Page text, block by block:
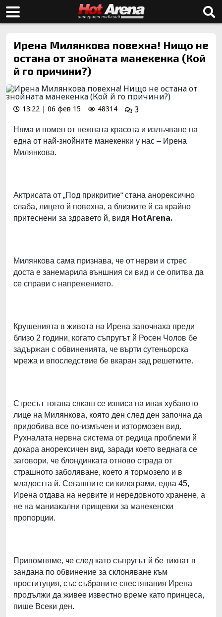
Ирена Милянкова повехна! Нищо не
остана от знойната манекенка (Кой
й го причини?)
13:22 | 06 фев 15 48314 3
Няма и помен от нежната красота и излъчване на
една от най-знойните манекенки у нас – Ирена
Милянкова.
Актрисата от „Под прикритие“ стана анорексично
слаба, лицето й повехна, а близките й са крайно
притеснени за здравето й, видя HotArena.
Милянкова сама признава, че от нерви и стрес
доста е занемарила външния си вид и се опитва да
се справи с напрежението.
Крушенията в живота на Ирена започнаха преди
близо 2 години, когато съпругът й Росен Чолов бе
задържан с обвиненията, че върти сутеньорска
мрежа и впоследствие бе вкаран зад решетките.
Стресът тогава сякаш се изписа на инак хубавото
лице на Милянкова, която ден след ден започна да
придобива все по-измъчен и изтормозен вид.
Рухналата нервна система от редица проблеми й
докара анорексичен вид, заради което веднага се
заговори, че блондинката отново страда от
страшното заболяване, което я тормозело и в
младостта й. Сегашните си килограми, едва 45,
Ирена отдава на нервите и нередовното хранене, а
не на маниакални прищевки за манекенски
пропорции.
Припомняме, че след като съпругът й бе тикнат в
зандана по обвинение за склоняване към
проституция, със събраните спестявания Ирена
продължи да живее известно време като принцеса,
пише Всеки ден.